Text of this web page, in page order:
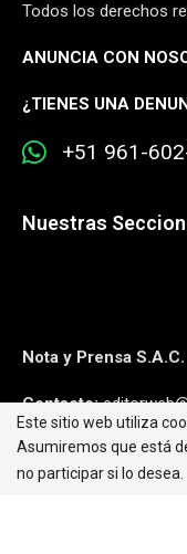
Todos los derechos
ANUNCIA CON
¿TIENES UNA
+51 961-
Nuestras
Nota y Prensa S.A.C.
Contacto:
Síguenos:
Este sitio web utiliza
Asumiremos que está
no participar si lo desea.